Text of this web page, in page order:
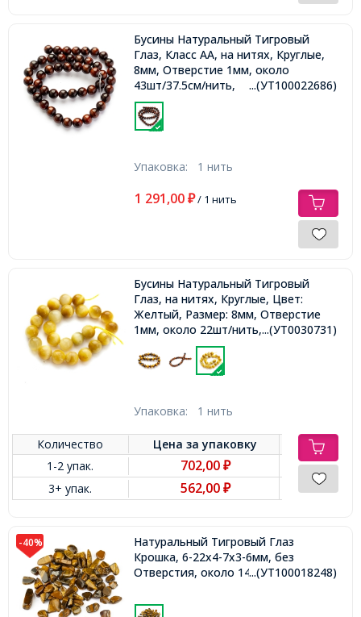
Бусины Натуральный Тигровый
Глаз, Класс АА, на нитях, Круглые,
8мм, Отверстие 1мм, около
43шт/37.5см/нить,
...(УТ100022686)
Упаковка: 1 нить
1 291,00 ₽/ 1 нить
Бусины Натуральный Тигровый
Глаз, на нитях, Круглые, Цвет:
Желтый, Размер: 8мм, Отверстие
1мм, около 22шт/нить,...(УТ0030731)
Упаковка: 1 нить
Количество Цена заупаковку
1-2 упак.
702,00 ₽
3+ упак. 562,00 ₽
-40%
Натуральный Тигровый Глаз
Крошка, 6-22x4-7x3-6мм, без
Отверстия, около 140шт/100г,
...(УТ100018248)